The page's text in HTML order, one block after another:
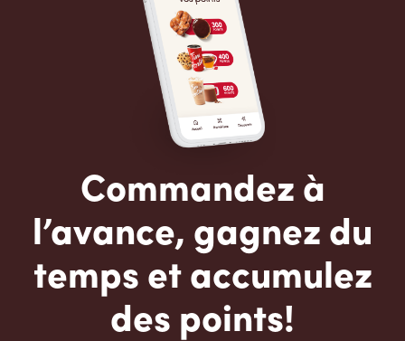
Commandez à
l’avance, gagnez du
temps et accumulez
des points!